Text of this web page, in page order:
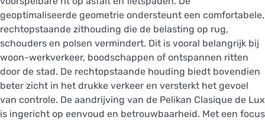
geoptimaliseerde geometrie ondersteunt een comfortabele,
rechtopstaande zithouding die de belasting op rug,
schouders en polsen vermindert. Dit is vooral belangrijk bij
woon-werkverkeer, boodschappen of ontspannen ritten
door de stad. De rechtopstaande houding biedt bovendien
beter zicht in het drukke verkeer en versterkt het gevoel
van controle. De aandrijving van de Pelikan Clasique de Lux
is ingericht op eenvoud en betrouwbaarheid. Met een focus